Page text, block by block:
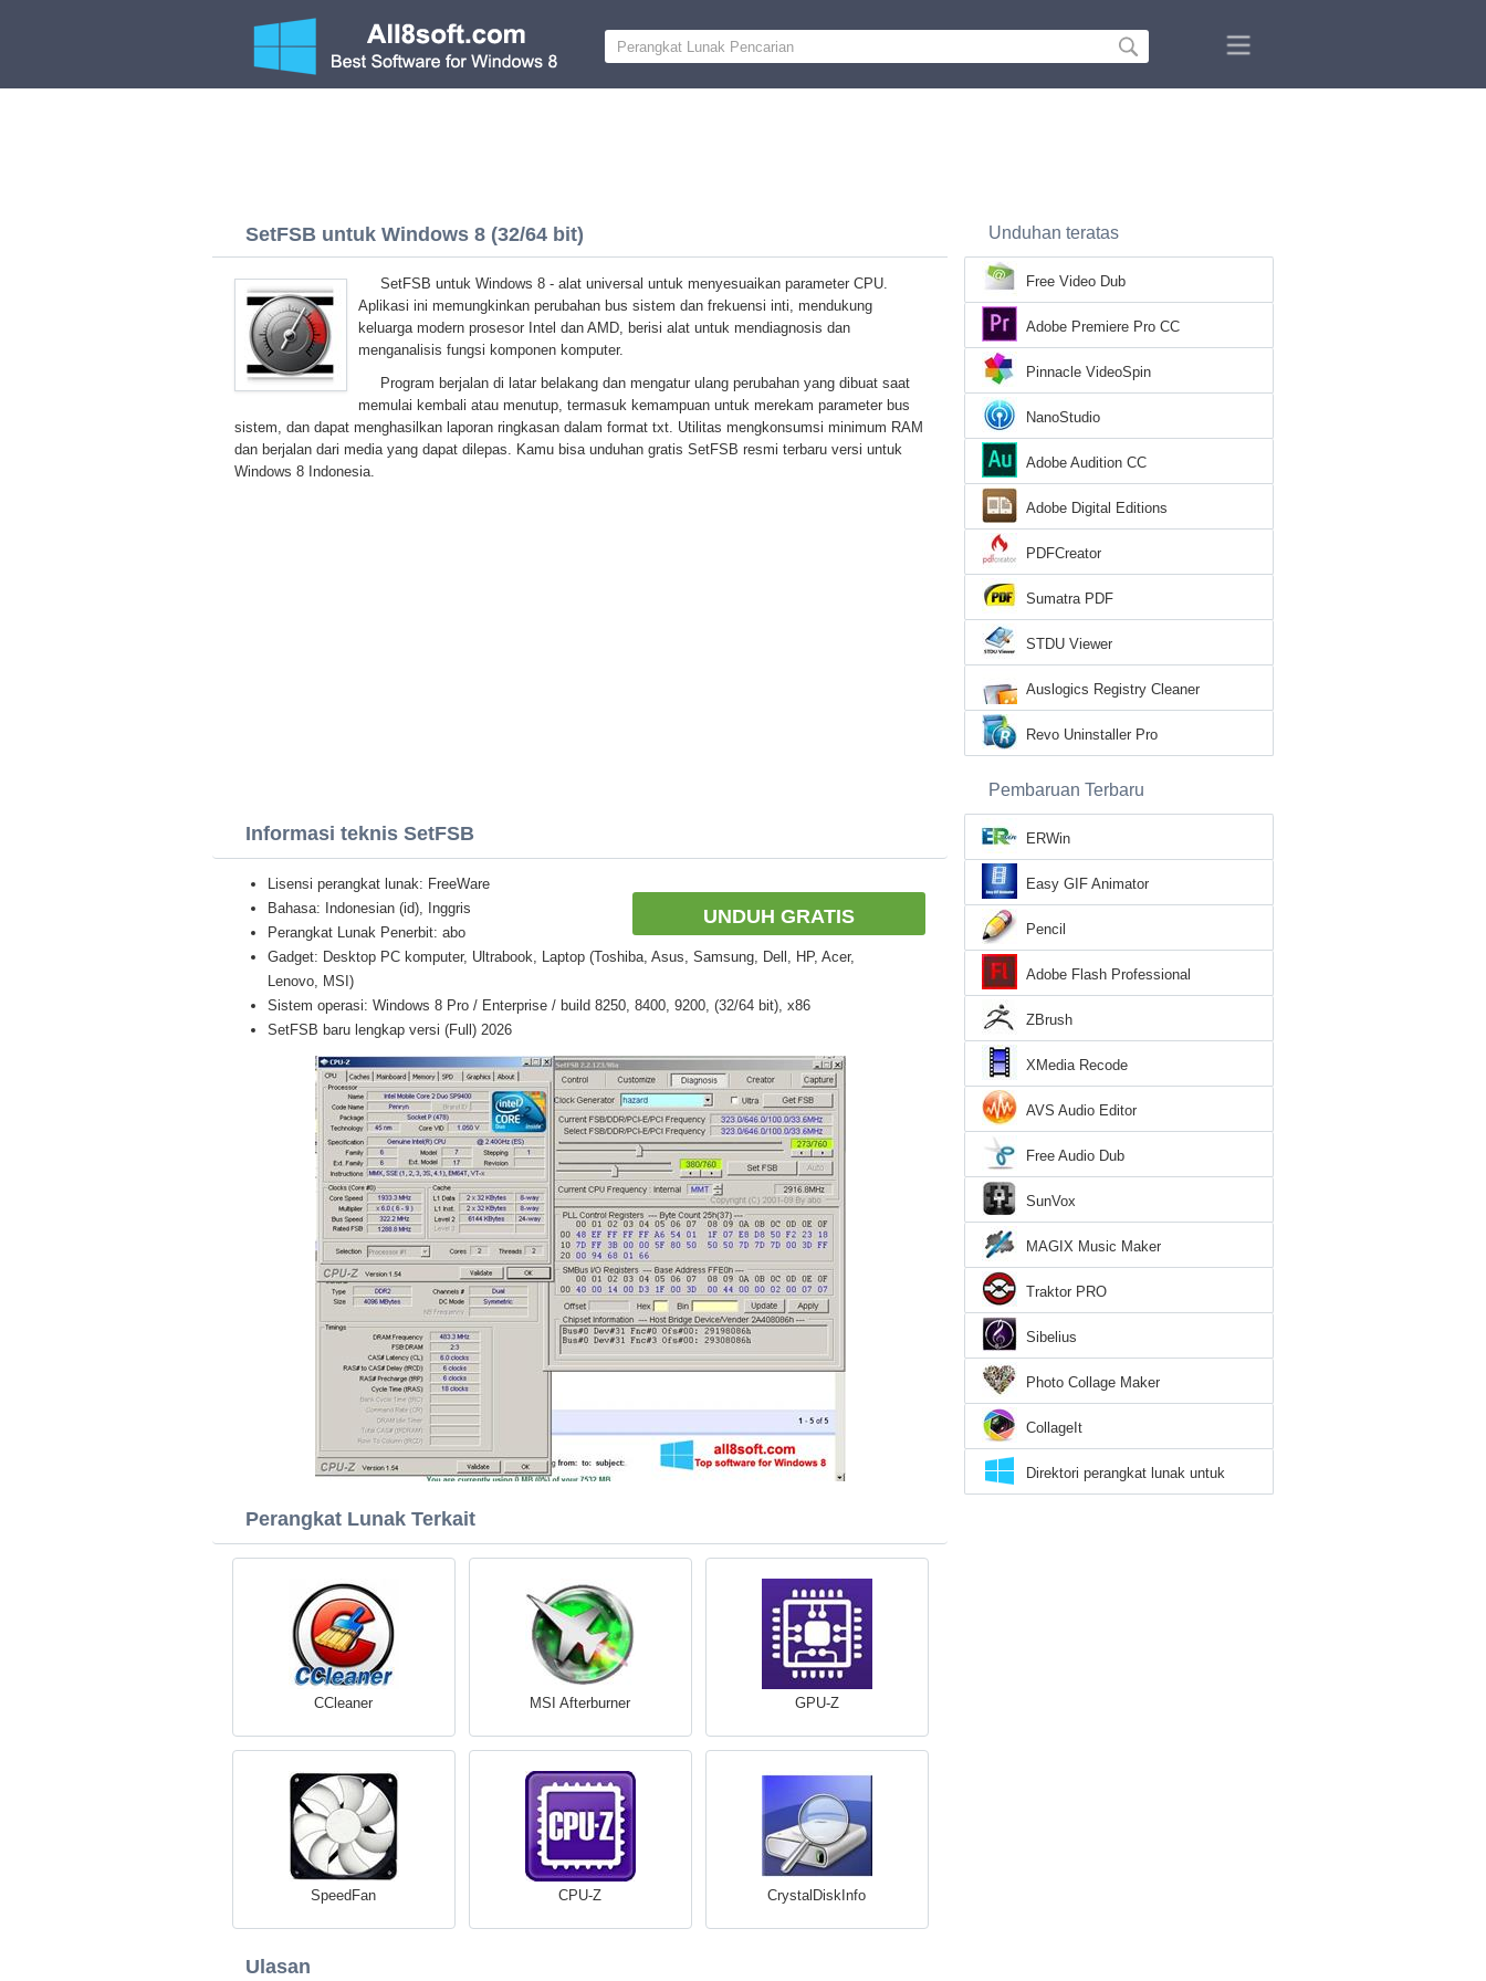
SetFSB untuk Windows 8 (32/64 bit)
SetFSB untuk Windows 8 - alat universal untuk menyesuaikan parameter CPU.
Aplikasi ini memungkinkan perubahan bus sistem dan frekuensi inti, mendukung
keluarga modern prosesor Intel dan AMD, berisi alat untuk mendiagnosis dan
menganalisis fungsi komponen komputer.
Program berjalan di latar belakang dan mengatur ulang perubahan yang dibuat saat
memulai kembali atau menutup, termasuk kemampuan untuk merekam parameter bus
sistem, dan dapat menghasilkan laporan ringkasan dalam format txt. Utilitas mengkonsumsi minimum RAM
dan berjalan dari media yang dapat dilepas. Kamu bisa unduhan gratis SetFSB resmi terbaru versi untuk
Windows 8 Indonesia.
Informasi teknis SetFSB
UNDUH GRATIS
Lisensi perangkat lunak: FreeWare
Bahasa: Indonesian (id), Inggris
Perangkat Lunak Penerbit: abo
Gadget: Desktop PC komputer, Ultrabook, Laptop (Toshiba, Asus, Samsung, Dell, HP, Acer,
Lenovo, MSI)
Sistem operasi: Windows 8 Pro / Enterprise / build 8250, 8400, 9200, (32/64 bit), x86
SetFSB baru lengkap versi (Full) 2026
Perangkat Lunak Terkait
CCleaner MSI Afterburner GPU-Z
SpeedFan CPU-Z CrystalDiskInfo
Ulasan
Unduhan teratas
Free Video Dub
Adobe Premiere Pro CC
Pinnacle VideoSpin
NanoStudio
Adobe Audition CC
Adobe Digital Editions
PDFCreator
Sumatra PDF
STDU Viewer
Auslogics Registry Cleaner
Revo Uninstaller Pro
Pembaruan Terbaru
ERWin
Easy GIF Animator
Pencil
Adobe Flash Professional
ZBrush
XMedia Recode
AVS Audio Editor
Free Audio Dub
SunVox
MAGIX Music Maker
Traktor PRO
Sibelius
Photo Collage Maker
CollageIt
Direktori perangkat lunak untuk
Windows 8